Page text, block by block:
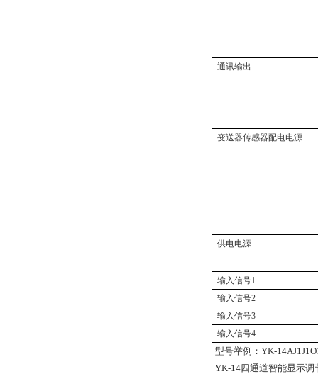
通讯输出
变送器传感器配电电源
供电电源
输入信号1
输入信号2
输入信号3
输入信号4
型号举例： YK-
YK-14四通道智能显示调